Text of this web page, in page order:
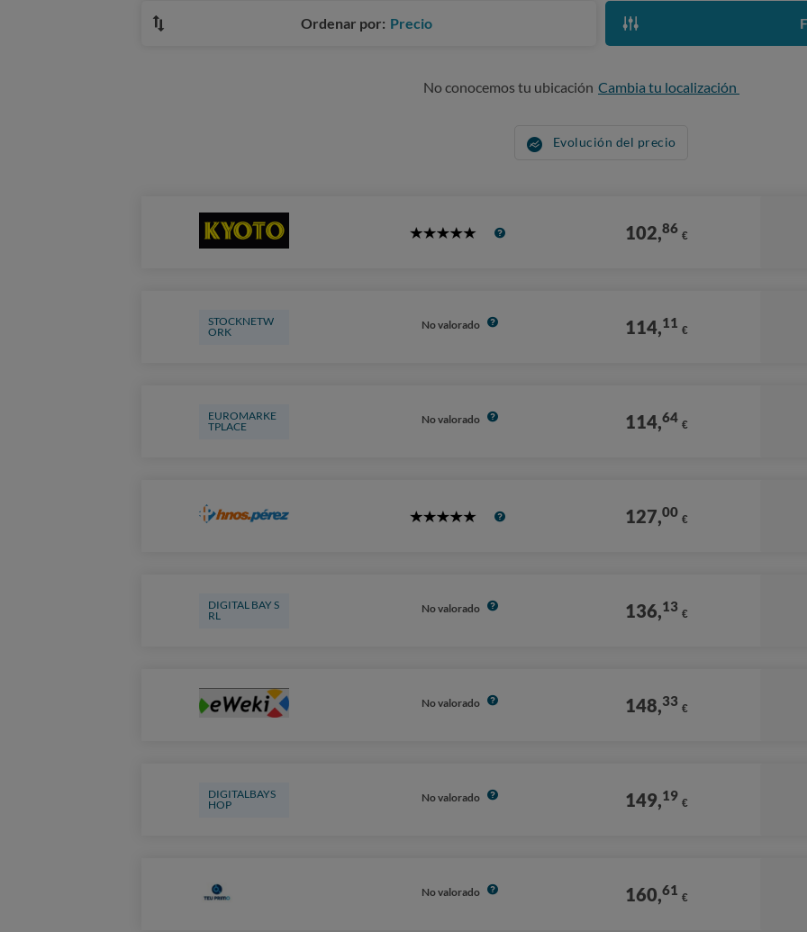
Ordenar por: Precio
No conocemos tu ubicación Cambia tu localización
Evolución del precio
5
102,86 €
STOCKNETW
ORK
No valorado 114,11 €
EUROMARKE
TPLACE
No valorado 114,64 €
5
127,00 €
DIGITAL BAY S
RL
No valorado 136,13 €
No valorado 148,33 €
DIGITALBAYS
HOP
No valorado 149,19 €
No valorado 160,61 €